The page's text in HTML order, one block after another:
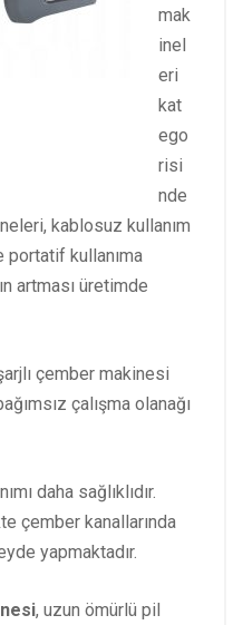
mak
inel
eri
kat
ego
risi
nde
kablosuz kullanım
kullanıma
artması üretimde
çember makinesi
çalışma olanağı
daha sağlıklıdır.
çember kanallarında
yapmaktadır.
, uzun ömürlü pil